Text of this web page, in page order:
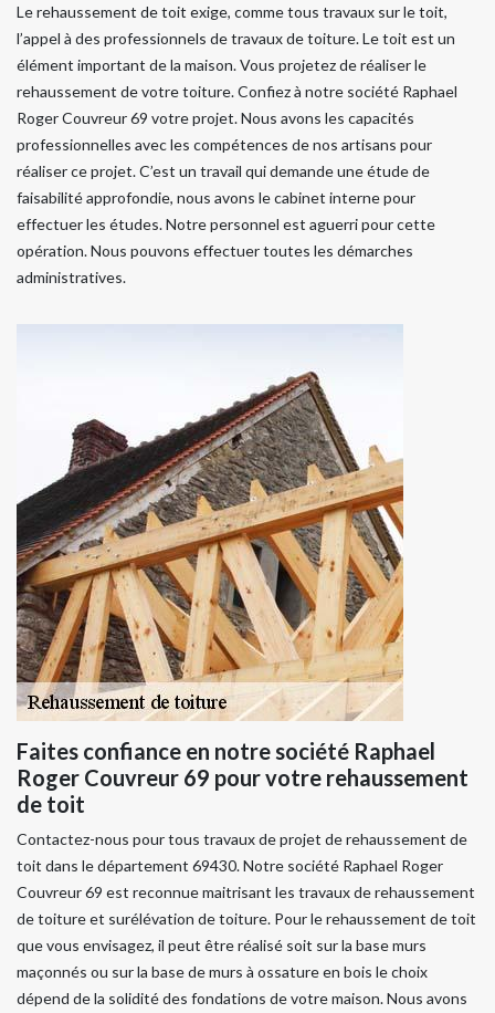
Le rehaussement de toit exige, comme tous travaux sur le toit,
l’appel à des professionnels de travaux de toiture. Le toit est un
élément important de la maison. Vous projetez de réaliser le
rehaussement de votre toiture. Confiez à notre société Raphael
Roger Couvreur 69 votre projet. Nous avons les capacités
professionnelles avec les compétences de nos artisans pour
réaliser ce projet. C’est un travail qui demande une étude de
faisabilité approfondie, nous avons le cabinet interne pour
effectuer les études. Notre personnel est aguerri pour cette
opération. Nous pouvons effectuer toutes les démarches
administratives.
Faites confiance en notre société Raphael
Roger Couvreur 69 pour votre rehaussement
de toit
Contactez-nous pour tous travaux de projet de rehaussement de
toit dans le département 69430. Notre société Raphael Roger
Couvreur 69 est reconnue maitrisant les travaux de rehaussement
de toiture et surélévation de toiture. Pour le rehaussement de toit
que vous envisagez, il peut être réalisé soit sur la base murs
maçonnés ou sur la base de murs à ossature en bois le choix
dépend de la solidité des fondations de votre maison. Nous avons